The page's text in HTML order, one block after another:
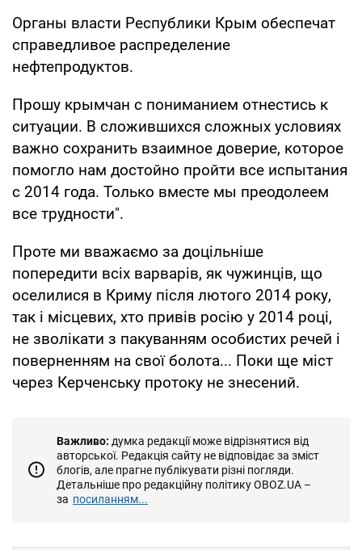
Органы власти Республики Крым обеспечат
справедливое распределение
нефтепродуктов.
Прошу крымчан с пониманием отнестись к
ситуации. В сложившихся сложных условиях
важно сохранить взаимное доверие, которое
помогло нам достойно пройти все испытания
с 2014 года. Только вместе мы преодолеем
все трудности".
Проте ми вважаємо за доцільніше
попередити всіх варварів, як чужинців, що
оселилися в Криму після лютого 2014 року,
так і місцевих, хто привів росію у 2014 році,
не зволікати з пакуванням особистих речей і
поверненням на свої болота... Поки ще міст
через Керченську протоку не знесений.
Важливо: думка редакції може відрізнятися від
авторської. Редакція сайту не відповідає за зміст
блогів, але прагне публікувати різні погляди.
Детальніше про редакційну політику OBOZ.UA –
за посиланням...